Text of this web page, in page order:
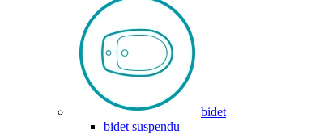
bidet
bidet suspendu